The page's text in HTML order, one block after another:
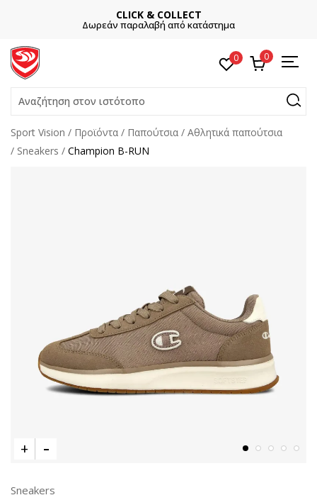
CLICK & COLLECT
Δωρεάν παραλαβή από κατάστημα
0 0
Αναζήτηση στον ιστότοπο
Sport Vision Προϊόντα Παπούτσια
Αθλητικά παπούτσια
Sneakers
Champion B-RUN
Sneakers